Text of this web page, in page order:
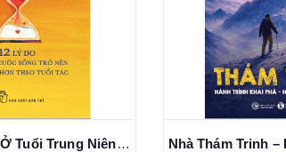
Học Yêu Mình Ở Tuổi Trung Niên - 12 Lý Do Tại Sao Cuộc Sống Trở Nên Tốt Đẹp Hơn Theo Tuổi Tác - Chip Conley